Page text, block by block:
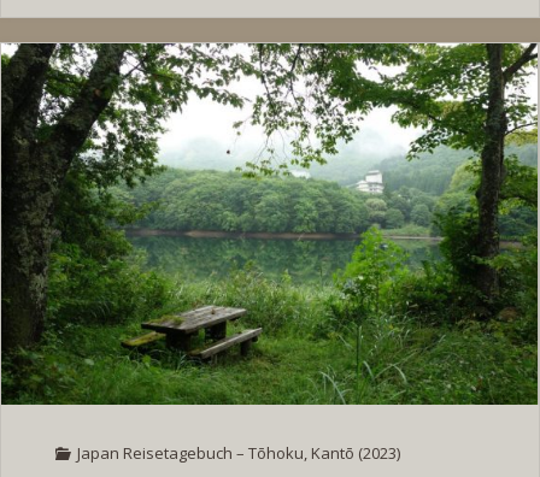
Shopping
in
Akihabara"
Japan Reisetagebuch – Tōhoku, Kantō (2023)